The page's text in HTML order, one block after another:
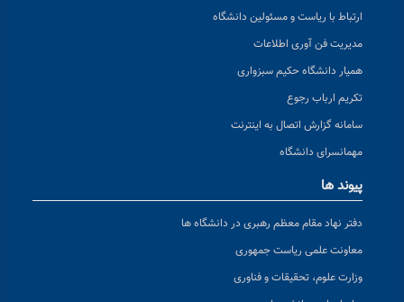
ارتباط با ریاست و مسئولین دانشگاه
مدیریت فن آوری اطلاعات
همیار دانشگاه حکیم سبزواری
تکریم ارباب رجوع
سامانه گزارش اتصال به اینترنت
مهمانسرای دانشگاه
پیوند ها
دفتر نهاد مقام معظم رهبری در دانشگاه ها
معاونت علمی ریاست جمهوری
وزارت علوم، تحقیقات و فناوری